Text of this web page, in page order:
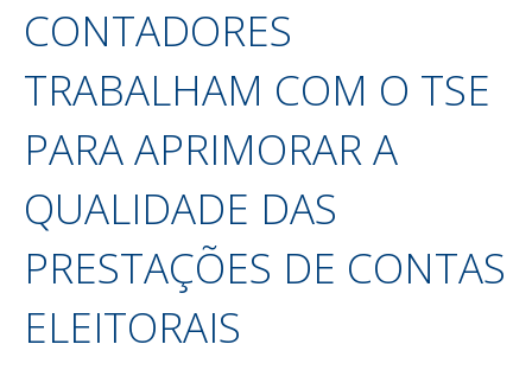
CONTADORES
TRABALHAM COM O TSE
PARA APRIMORAR A
QUALIDADE DAS
PRESTAÇÕES DE CONTAS
ELEITORAIS